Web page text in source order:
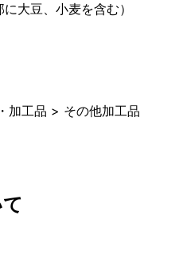
大豆、小麦を含む）
加工品 > その他加工品